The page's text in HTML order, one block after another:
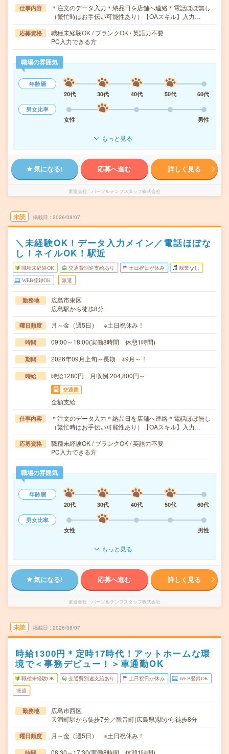
仕事内容
＊注文のデータ入力＊納品日を店舗へ連絡＊電話ほぼ無し
（繁忙時はお手伝い可能性あり）【OAスキル】入力…
応募資格
職種未経験OK / ブランクOK / 英語力不要
PC入力できる方
職場の雰囲気
年齢層
20代
30代 40代 50代
60代
男女比率
女性
男性
もっと見る
気になる! 応募へ進む 詳しく見る
派遣会社 パーソルテンプスタッフ株式会社
未読 掲載日 2026/08/07
＼未経験OK！データ入力メイン／電話ほぼな
し！ネイルOK！駅近
職種未経験OK 交通費別途支給あり 土日祝日が休み 残業なし
WEB登録OK 派遣
勤務地
広島市東区
広島駅から徒歩8分
曜日頻度 月～金（週5日） ※土日祝休み！
時間 09:00～18:00(実働8時間 休憩1時間)
期間 2026年09月上旬～長期 ※9月～！
時給 時給1280円 月収例 204,800円～
交通費
全額支給
仕事内容
＊注文のデータ入力＊納品日を店舗へ連絡＊電話ほぼ無し
（繁忙時はお手伝い可能性あり）【OAスキル】入力…
応募資格
職種未経験OK / ブランクOK / 英語力不要
PC入力できる方
職場の雰囲気
年齢層
20代
30代 40代 50代
60代
男女比率
女性
男性
もっと見る
気になる! 応募へ進む 詳しく見る
派遣会社 パーソルテンプスタッフ株式会社
未読 掲載日 2026/08/07
時給1300円＊定時17時代！アットホームな環
境で＜事務デビュー！＞車通勤OK
職種未経験OK 交通費別途支給あり 土日祝日が休み WEB登録OK
派遣
勤務地
広島市西区
天満町駅から徒歩7分／観音町(広島県)駅から徒歩8分
曜日頻度 月～金（週5日） ※土日祝休み！
08:30～17:30(実働8時間 休憩1時間)